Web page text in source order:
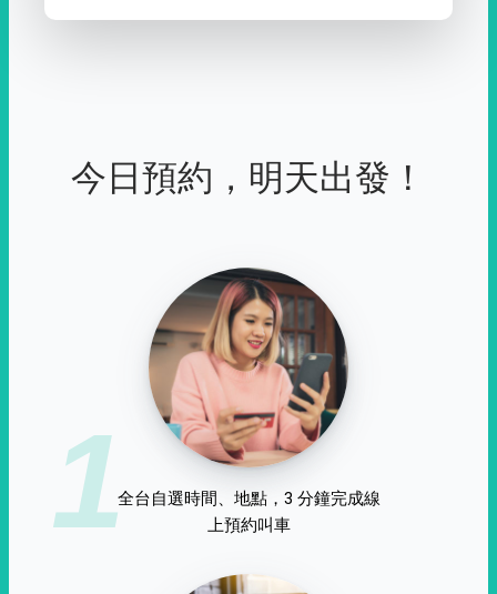
今日預約，明天出發！
1全台自選時間、地點，3 分鐘完成線
上預約叫車